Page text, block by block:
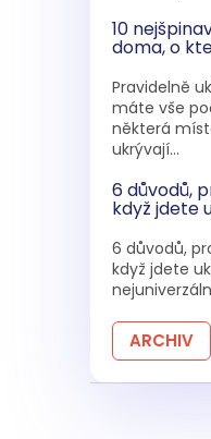
10
doma, o
Pravidelně
máte vše
některá
ukrývají...
6 důvodů,
když jdete
6 důvodů,
když jdete
ARCHIV